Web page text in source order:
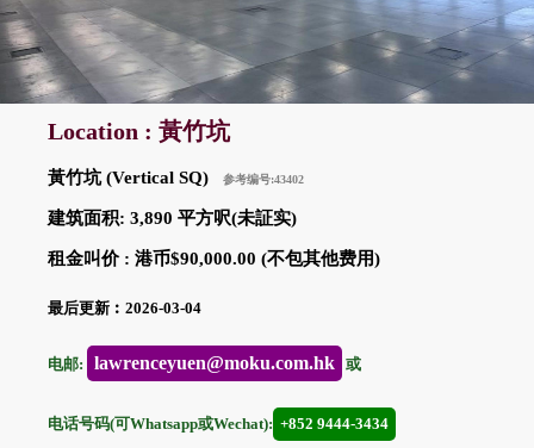
Location : 黃竹坑
黃竹坑 (Vertical SQ) 参考编号:43402
建筑面积: 3,890 平方呎(未証实)
租金叫价 : 港币$90,000.00 (不包其他费用)
最后更新︰2026-03-04
电邮: lawrenceyuen@moku.com.hk 或
电话号码(可Whatsapp或Wechat): +852 9444-3434